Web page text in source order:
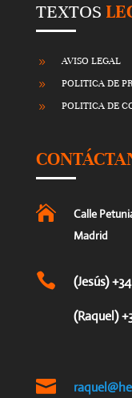
TEXTOS
9 AVISO LEGAL
9 POLITICA DE
9 POLITICA DE

Calle
Madrid
 (Jesús)
(Raquel)
